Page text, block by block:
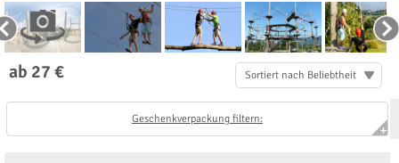
ab 27 € Sortiert nach Beliebtheit
Geschenkverpackung filtern: